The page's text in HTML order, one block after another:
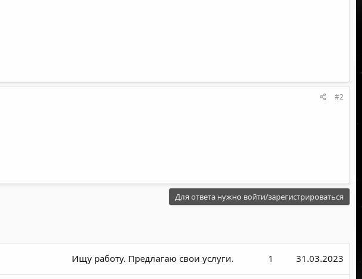
#2
Для ответа нужно войти/зарегистрироваться
Ищу работу. Предлагаю свои услуги. 1 31.03.2023